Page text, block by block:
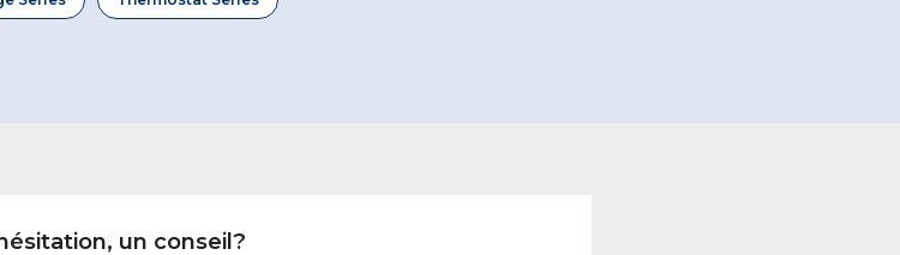
un conseil?